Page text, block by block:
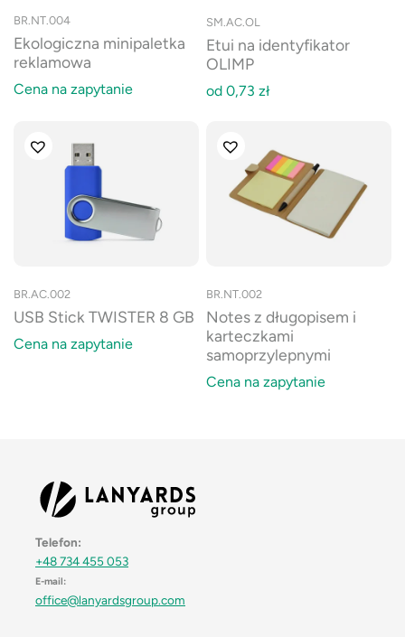
BR.NT.004
Ekologiczna minipaletka
reklamowa
Cena na zapytanie
SM.AC.OL
Etui na identyfikator
OLIMP
od 0,73 zł
BR.AC.002
USB Stick TWISTER 8 GB
Cena na zapytanie
BR.NT.002
Notes z długopisem i
karteczkami
samoprzylepnymi
Cena na zapytanie
Telefon:
+48 734 455 053
E-mail:
office@lanyardsgroup.com